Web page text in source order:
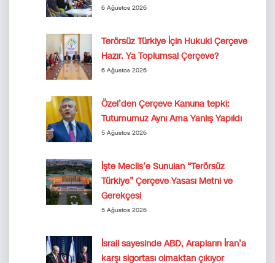
6 Ağustos 2026
Terörsüz Türkiye İçin Hukuki Çerçeve
Hazır. Ya Toplumsal Çerçeve?
6 Ağustos 2026
Özel’den Çerçeve Kanuna tepki:
Tutumumuz Aynı Ama Yanlış Yapıldı
5 Ağustos 2026
İşte Meclis’e Sunulan “Terörsüz
Türkiye” Çerçeve Yasası Metni ve
Gerekçesi
5 Ağustos 2026
İsrail sayesinde ABD, Arapların İran’a
karşı sigortası olmaktan çıkıyor